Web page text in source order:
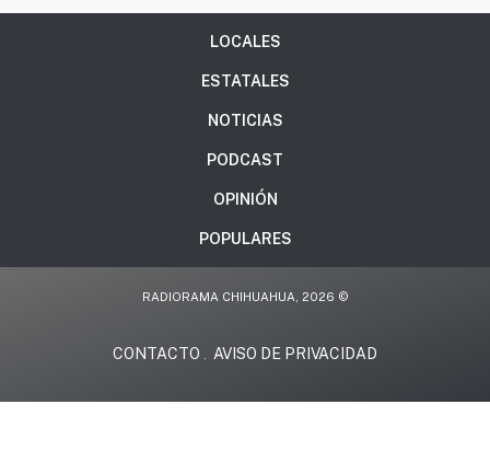
LOCALES
ESTATALES
NOTICIAS
PODCAST
OPINIÓN
POPULARES
RADIORAMA CHIHUAHUA, 2026 ©
CONTACTO AVISO DE PRIVACIDAD